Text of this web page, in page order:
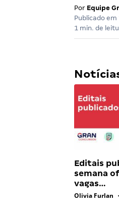
Por Equipe
Publicado em
1 min. de
Editais
semana
vagas…
Olivia Furlan •